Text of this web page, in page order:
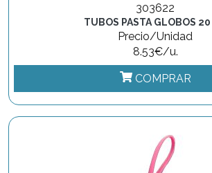
303622
TUBOS PASTA GLOBOS 20
Precio/Unidad
8.53€/u.
COMPRAR